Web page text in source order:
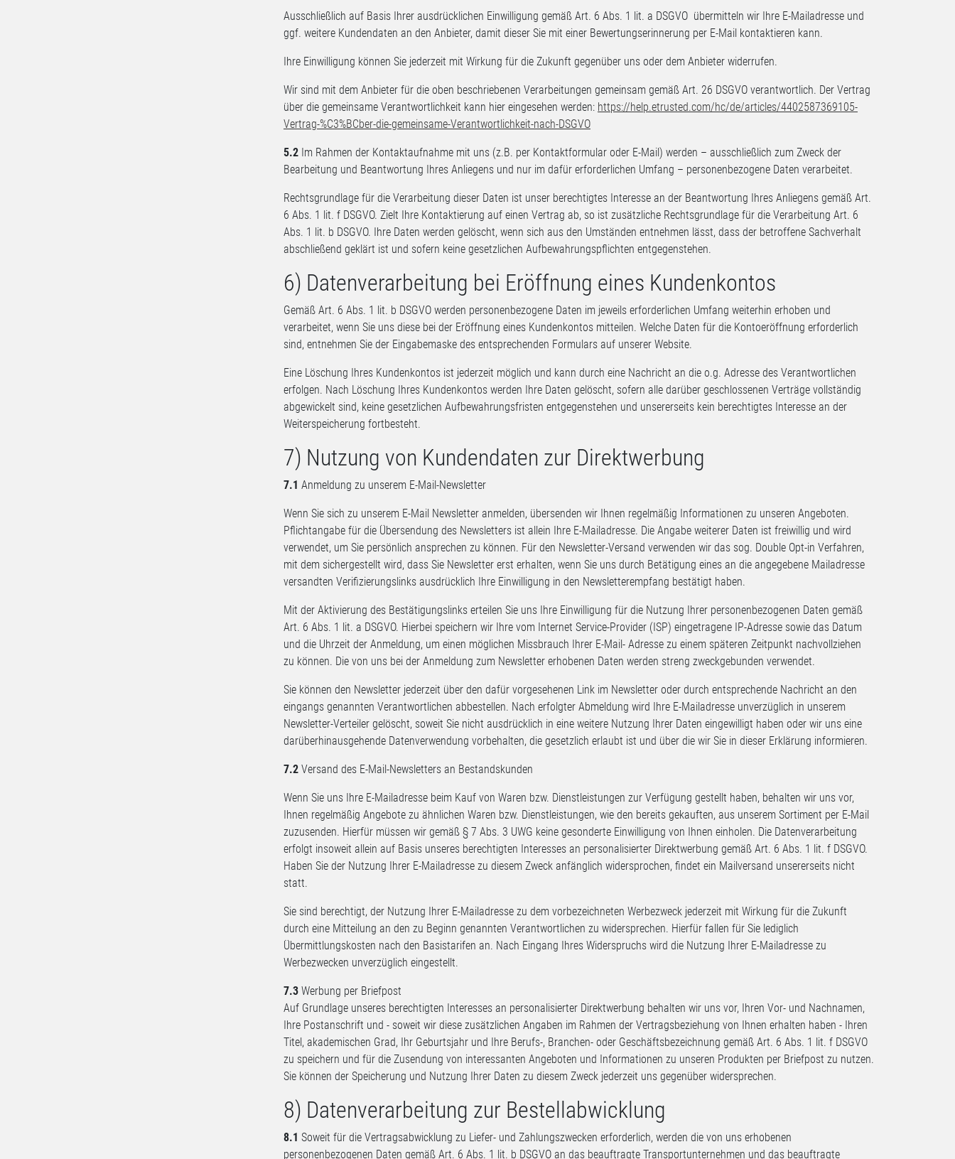
Ausschließlich auf Basis Ihrer ausdrücklichen Einwilligung gemäß Art. 6 Abs. 1 lit. a DSGVO übermitteln wir Ihre E-Mailadresse und
ggf. weitere Kundendaten an den Anbieter, damit dieser Sie mit einer Bewertungserinnerung per E-Mail kontaktieren kann.
Ihre Einwilligung können Sie jederzeit mit Wirkung für die Zukunft gegenüber uns oder dem Anbieter widerrufen.
Wir sind mit dem Anbieter für die oben beschriebenen Verarbeitungen gemeinsam gemäß Art. 26 DSGVO verantwortlich. Der Vertrag
über die gemeinsame Verantwortlichkeit kann hier eingesehen werden: https://help.etrusted.com/hc/de/articles/4402587369105-
Vertrag-%C3%BCber-die-gemeinsame-Verantwortlichkeit-nach-DSGVO
5.2 Im Rahmen der Kontaktaufnahme mit uns (z.B. per Kontaktformular oder E-Mail) werden – ausschließlich zum Zweck der
Bearbeitung und Beantwortung Ihres Anliegens und nur im dafür erforderlichen Umfang – personenbezogene Daten verarbeitet.
Rechtsgrundlage für die Verarbeitung dieser Daten ist unser berechtigtes Interesse an der Beantwortung Ihres Anliegens gemäß Art.
6 Abs. 1 lit. f DSGVO. Zielt Ihre Kontaktierung auf einen Vertrag ab, so ist zusätzliche Rechtsgrundlage für die Verarbeitung Art. 6
Abs. 1 lit. b DSGVO. Ihre Daten werden gelöscht, wenn sich aus den Umständen entnehmen lässt, dass der betroffene Sachverhalt
abschließend geklärt ist und sofern keine gesetzlichen Aufbewahrungspflichten entgegenstehen.
6) Datenverarbeitung bei Eröffnung eines Kundenkontos
Gemäß Art. 6 Abs. 1 lit. b DSGVO werden personenbezogene Daten im jeweils erforderlichen Umfang weiterhin erhoben und
verarbeitet, wenn Sie uns diese bei der Eröffnung eines Kundenkontos mitteilen. Welche Daten für die Kontoeröffnung erforderlich
sind, entnehmen Sie der Eingabemaske des entsprechenden Formulars auf unserer Website.
Eine Löschung Ihres Kundenkontos ist jederzeit möglich und kann durch eine Nachricht an die o.g. Adresse des Verantwortlichen
erfolgen. Nach Löschung Ihres Kundenkontos werden Ihre Daten gelöscht, sofern alle darüber geschlossenen Verträge vollständig
abgewickelt sind, keine gesetzlichen Aufbewahrungsfristen entgegenstehen und unsererseits kein berechtigtes Interesse an der
Weiterspeicherung fortbesteht.
7) Nutzung von Kundendaten zur Direktwerbung
7.1 Anmeldung zu unserem E-Mail-Newsletter
Wenn Sie sich zu unserem E-Mail Newsletter anmelden, übersenden wir Ihnen regelmäßig Informationen zu unseren Angeboten.
Pflichtangabe für die Übersendung des Newsletters ist allein Ihre E-Mailadresse. Die Angabe weiterer Daten ist freiwillig und wird
verwendet, um Sie persönlich ansprechen zu können. Für den Newsletter-Versand verwenden wir das sog. Double Opt-in Verfahren,
mit dem sichergestellt wird, dass Sie Newsletter erst erhalten, wenn Sie uns durch Betätigung eines an die angegebene Mailadresse
versandten Verifizierungslinks ausdrücklich Ihre Einwilligung in den Newsletterempfang bestätigt haben.
Mit der Aktivierung des Bestätigungslinks erteilen Sie uns Ihre Einwilligung für die Nutzung Ihrer personenbezogenen Daten gemäß
Art. 6 Abs. 1 lit. a DSGVO. Hierbei speichern wir Ihre vom Internet Service-Provider (ISP) eingetragene IP-Adresse sowie das Datum
und die Uhrzeit der Anmeldung, um einen möglichen Missbrauch Ihrer E-Mail- Adresse zu einem späteren Zeitpunkt nachvollziehen
zu können. Die von uns bei der Anmeldung zum Newsletter erhobenen Daten werden streng zweckgebunden verwendet.
Sie können den Newsletter jederzeit über den dafür vorgesehenen Link im Newsletter oder durch entsprechende Nachricht an den
eingangs genannten Verantwortlichen abbestellen. Nach erfolgter Abmeldung wird Ihre E-Mailadresse unverzüglich in unserem
Newsletter-Verteiler gelöscht, soweit Sie nicht ausdrücklich in eine weitere Nutzung Ihrer Daten eingewilligt haben oder wir uns eine
darüberhinausgehende Datenverwendung vorbehalten, die gesetzlich erlaubt ist und über die wir Sie in dieser Erklärung informieren.
7.2 Versand des E-Mail-Newsletters an Bestandskunden
Wenn Sie uns Ihre E-Mailadresse beim Kauf von Waren bzw. Dienstleistungen zur Verfügung gestellt haben, behalten wir uns vor,
Ihnen regelmäßig Angebote zu ähnlichen Waren bzw. Dienstleistungen, wie den bereits gekauften, aus unserem Sortiment per E-Mail
zuzusenden. Hierfür müssen wir gemäß § 7 Abs. 3 UWG keine gesonderte Einwilligung von Ihnen einholen. Die Datenverarbeitung
erfolgt insoweit allein auf Basis unseres berechtigten Interesses an personalisierter Direktwerbung gemäß Art. 6 Abs. 1 lit. f DSGVO.
Haben Sie der Nutzung Ihrer E-Mailadresse zu diesem Zweck anfänglich widersprochen, findet ein Mailversand unsererseits nicht
statt.
Sie sind berechtigt, der Nutzung Ihrer E-Mailadresse zu dem vorbezeichneten Werbezweck jederzeit mit Wirkung für die Zukunft
durch eine Mitteilung an den zu Beginn genannten Verantwortlichen zu widersprechen. Hierfür fallen für Sie lediglich
Übermittlungskosten nach den Basistarifen an. Nach Eingang Ihres Widerspruchs wird die Nutzung Ihrer E-Mailadresse zu
Werbezwecken unverzüglich eingestellt.
7.3 Werbung per Briefpost
Auf Grundlage unseres berechtigten Interesses an personalisierter Direktwerbung behalten wir uns vor, Ihren Vor- und Nachnamen,
Ihre Postanschrift und - soweit wir diese zusätzlichen Angaben im Rahmen der Vertragsbeziehung von Ihnen erhalten haben - Ihren
Titel, akademischen Grad, Ihr Geburtsjahr und Ihre Berufs-, Branchen- oder Geschäftsbezeichnung gemäß Art. 6 Abs. 1 lit. f DSGVO
zu speichern und für die Zusendung von interessanten Angeboten und Informationen zu unseren Produkten per Briefpost zu nutzen.
Sie können der Speicherung und Nutzung Ihrer Daten zu diesem Zweck jederzeit uns gegenüber widersprechen.
8) Datenverarbeitung zur Bestellabwicklung
8.1 Soweit für die Vertragsabwicklung zu Liefer- und Zahlungszwecken erforderlich, werden die von uns erhobenen
personenbezogenen Daten gemäß Art. 6 Abs. 1 lit. b DSGVO an das beauftragte Transportunternehmen und das beauftragte